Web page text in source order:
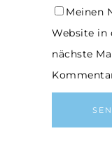
Meinen
Website in
nächste